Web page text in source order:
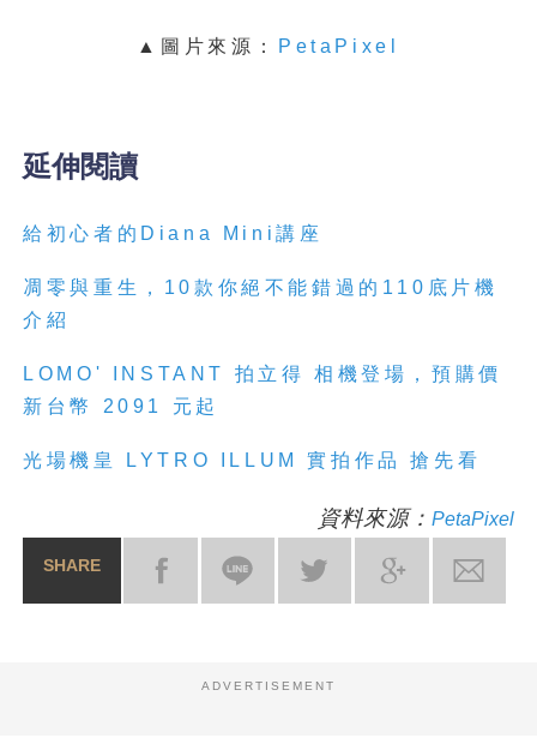
▲圖片來源： PetaPixel
延伸閱讀
給初心者的Diana Mini講座
凋零與重生，10款你絕不能錯過的110底片機
介紹
LOMO' INSTANT 拍立得 相機登場，預購價
新台幣 2091 元起
光場機皇 LYTRO ILLUM 實拍作品 搶先看
資料來源： PetaPixel
SHARE
ADVERTISEMENT